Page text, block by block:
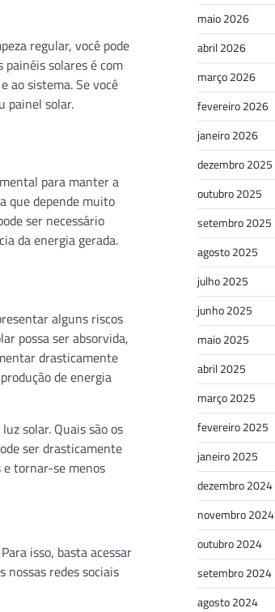
regular, você pode
solares é com
ao sistema. Se você
painel solar.
para manter a
que depende muito
ser necessário
da energia gerada.
alguns riscos
possa ser absorvida,
drasticamente
de energia
solar. Quais são os
ser drasticamente
e tornar-se menos
isso, basta acessar
nossas redes sociais
maio 2026
abril 2026
março 2026
fevereiro 2026
janeiro 2026
dezembro 2025
outubro 2025
setembro 2025
agosto 2025
julho 2025
junho 2025
maio 2025
abril 2025
março 2025
fevereiro 2025
janeiro 2025
dezembro 2024
novembro 2024
outubro 2024
setembro 2024
agosto 2024